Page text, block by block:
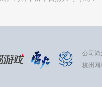
公司简
杭州